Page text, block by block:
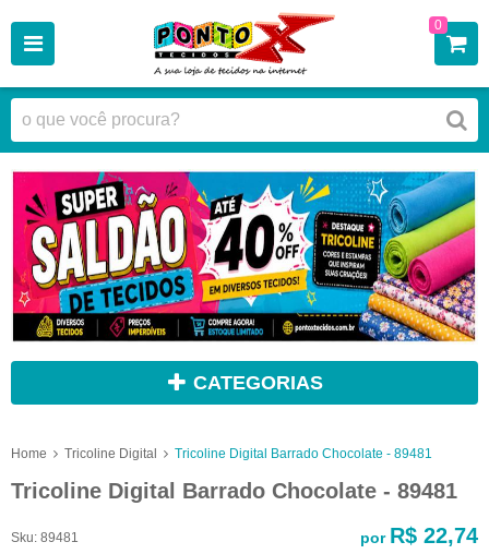
0
CATEGORIAS
Home Tricoline Digital Tricoline Digital Barrado Chocolate - 89481
Tricoline Digital Barrado Chocolate - 89481
Sku: 89481
por R$ 22,74